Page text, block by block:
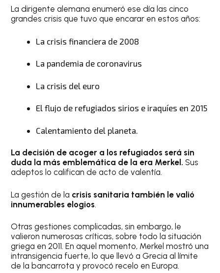
La dirigente alemana enumeró ese día las cinco
grandes crisis que tuvo que encarar en estos años:
La crisis financiera de 2008
La pandemia de coronavirus
La crisis del euro
El flujo de refugiados sirios e iraquíes en 2015
Calentamiento del planeta.
La decisión de acoger a los refugiados será sin
duda la más emblemática de la era Merkel. Sus
adeptos lo califican de acto de valentía.
La gestión de la crisis sanitaria también le valió
innumerables elogios.
Otras gestiones complicadas, sin embargo, le
valieron numerosas críticas, sobre todo la situación
griega en 2011. En aquel momento, Merkel mostró una
intransigencia fuerte, lo que llevó a Grecia al límite
de la bancarrota y provocó recelo en Europa.